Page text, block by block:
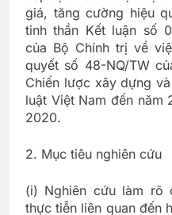
giá, tăng cường hiệu
tinh thần Kết luận số
của Bộ Chính trị về
quyết số 48-NQ/TW
Chiến lược xây dựng
luật Việt Nam đến năm
2020.
2. Mục tiêu nghiên cứu
(i) Nghiên cứu làm rõ
thực tiễn liên quan đến